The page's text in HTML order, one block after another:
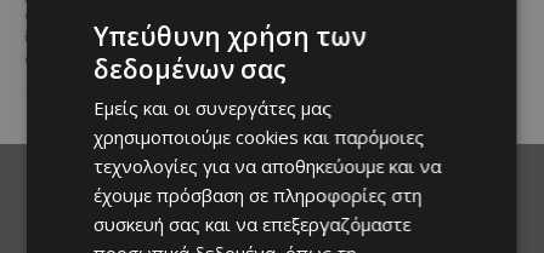
όνομά τους έγινε συνώνυμο της
ίδιας της ιστορίας του
αυτοκινήτου. Η...
Υπεύθυνη χρήση των
δεδομένων σας
Εμείς και οι συνεργάτες μας
χρησιμοποιούμε cookies και παρόμοιες
τεχνολογίες για να αποθηκεύουμε και να
έχουμε πρόσβαση σε πληροφορίες στη
συσκευή σας και να επεξεργαζόμαστε